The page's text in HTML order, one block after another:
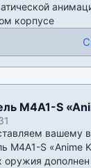
корпусе
M4A1-S
вашему
M4A1-S «Anime
оружия дополнен